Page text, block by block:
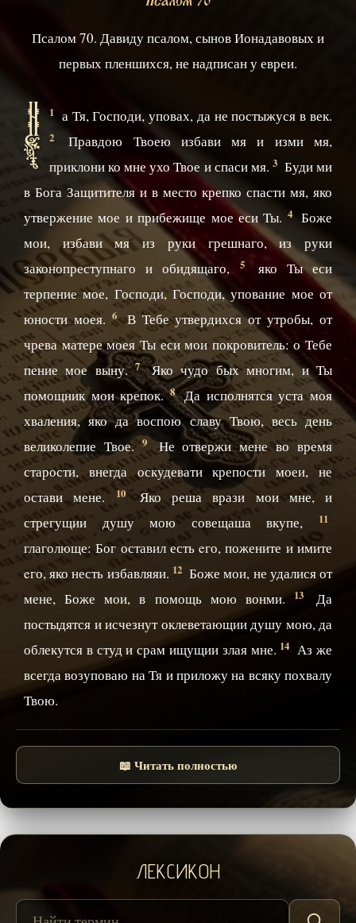
Псалом 70
Псалом 70. Давиду псалом, сынов Ионадавовых и
первых пленшихся, не надписан у евреи.
1
Н а Тя, Господи, уповах, да не постыжуся в век.
2
Правдою Твоею избави мя и изми мя,
приклони ко мне ухо Твое и спаси мя. 3 Буди ми
в Бога Защитителя и в место крепко спасти мя, яко
утвержение мое и прибежище мое еси Ты. 4
Боже
мои, избави мя из руки грешнаго, из руки
законопреступнаго и обидящаго, 5 яко Ты еси
терпение мое, Господи, Господи, упование мое от
юности моея. 6 В Тебе утвердихся от утробы, от
чрева матере моея Ты еси мои покровитель: о Тебе
пение мое выну.7 Яко чудо бых многим, и Ты
помощник мои крепок.8 Да исполнятся уста моя
хваления, яко да воспою славу Твою, весь день
великолепие Твое.9 Не отвержи мене во время
старости, внегда оскудевати крепости моеи, не
остави мене. 10 Яко реша врази мои мне, и
стрегущии душу мою совещаша вкупе,
11
глаголюще: Бог оставил есть eго, пожените и имите
eго, яко несть избавляяи. 12 Боже мои, не удалися от
мене, Боже мои, в помощь мою вонми.
13
Да
постыдятся и исчезнут оклеветающии душу мою, да
облекутся в студ и срам ищущии злая мне. 14 Аз же
всегда возуповаю на Тя и приложу на всяку похвалу
Твою.
📖 Читать полностью
ЛЕКСИКОН